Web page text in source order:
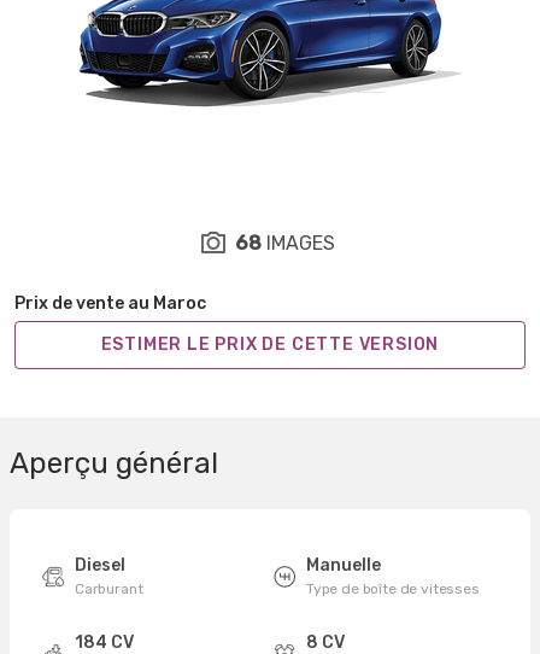
Prix de vente au Maroc
ESTIMER LE PRIX DE CETTE VERSION
68 IMAGES
Aperçu général
Diesel
Carburant
Manuelle
Type de boîte de vitesses
184 CV 8 CV